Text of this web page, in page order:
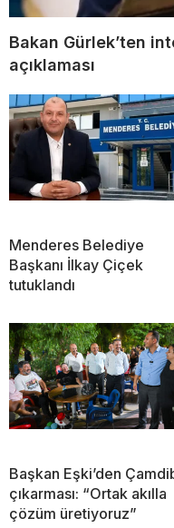
Bakan Gürlek’ten
açıklaması
Menderes Belediye
Başkanı İlkay Çiçek
tutuklandı
Başkan Eşki’den
çıkarması: “Ortak akılla
çözüm üretiyoruz”